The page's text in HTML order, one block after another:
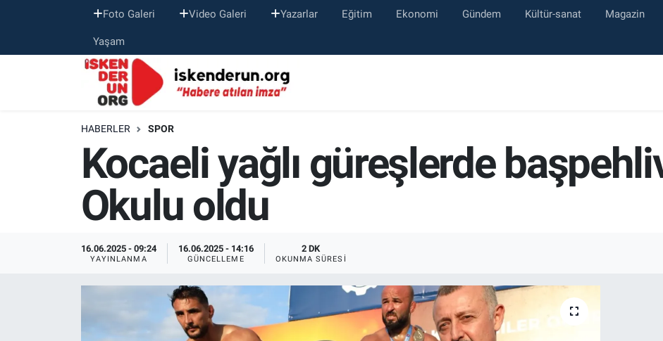
Foto Galeri Video Galeri Yazarlar Eğitim Ekonomi Gündem Kültür-sanat Magazin
Yaşam
HABERLER SPOR
Kocaeli yağlı güreşlerde
Okulu oldu
16.06.2025 - 09:24
YAYINLANMA
16.06.2025 - 14:16
GÜNCELLEME
2 DK
OKUNMA SÜRESI